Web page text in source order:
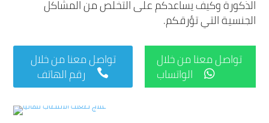
الذكورة وكيف يساعدكم على التخلص من المشاكل
الجنسية التي تؤرقكم.
تواصل معنا من خلال
رقم الهاتف 
تواصل معنا من خلال
الواتساب 